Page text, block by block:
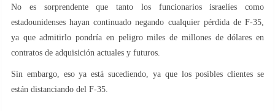
No es sorprendente que tanto los funcionarios israelíes como
estadounidenses hayan continuado negando cualquier pérdida de F-35,
ya que admitirlo pondría en peligro miles de millones de dólares en
contratos de adquisición actuales y futuros.
Sin embargo, eso ya está sucediendo, ya que los posibles clientes se
están distanciando del F-35.